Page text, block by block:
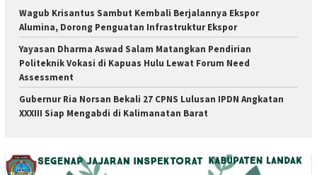
Wagub Krisantus Sambut Kembali Berjalannya Ekspor
Alumina, Dorong Penguatan Infrastruktur Ekspor
Yayasan Dharma Aswad Salam Matangkan Pendirian
Politeknik Vokasi di Kapuas Hulu Lewat Forum Need
Assessment
Gubernur Ria Norsan Bekali 27 CPNS Lulusan IPDN Angkatan
XXXIII Siap Mengabdi di Kalimanatan Barat